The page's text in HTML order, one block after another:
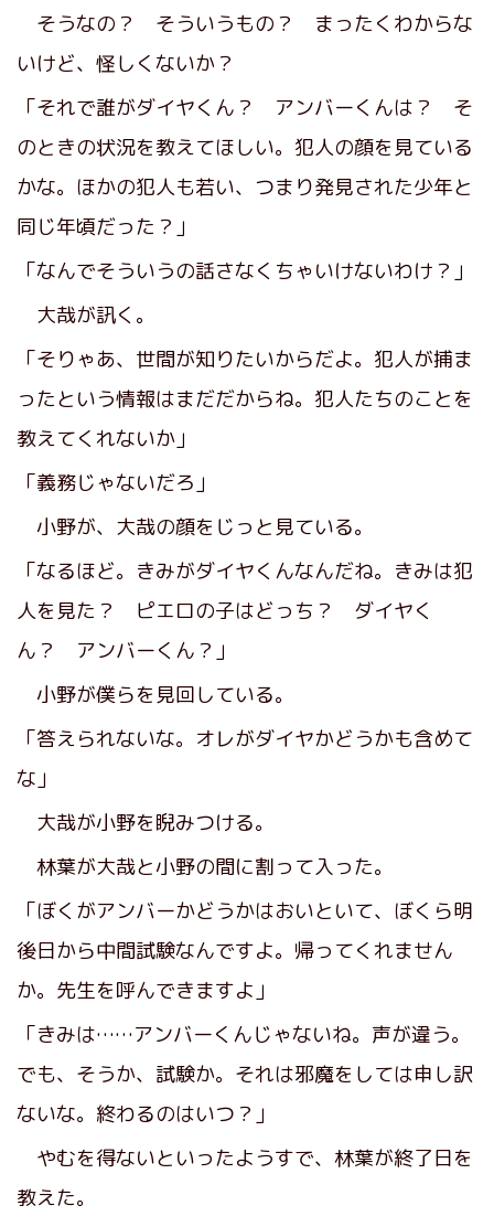
そうなの？ そういうもの？ まったくわからな
いけど、怪しくないか？
「それで誰がダイヤくん？ アンバーくんは？ そ
のときの状況を教えてほしい。犯人の顔を見ている
かな。ほかの犯人も若い、つまり発見された少年と
同じ年頃だった？」
「なんでそういうの話さなくちゃいけないわけ？」
大哉が訊く。
「そりゃあ、世間が知りたいからだよ。犯人が捕ま
ったという情報はまだだからね。犯人たちのことを
教えてくれないか」
「義務じゃないだろ」
小野が、大哉の顔をじっと見ている。
「なるほど。きみがダイヤくんなんだね。きみは犯
人を見た？ ピエロの子はどっち？ ダイヤく
ん？ アンバーくん？」
小野が僕らを見回している。
「答えられないな。オレがダイヤかどうかも含めて
な」
大哉が小野を睨みつける。
林葉が大哉と小野の間に割って入った。
「ぼくがアンバーかどうかはおいといて、ぼくら明
後日から中間試験なんですよ。帰ってくれません
か。先生を呼んできますよ」
「きみは……アンバーくんじゃないね。声が違う。
でも、そうか、試験か。それは邪魔をしては申し訳
ないな。終わるのはいつ？」
やむを得ないといったようすで、林葉が終了日を
教えた。